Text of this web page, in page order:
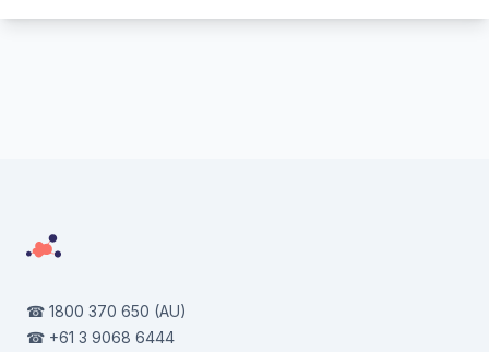
☎ 1800 370 650 (AU)
☎ +61 3 9068 6444